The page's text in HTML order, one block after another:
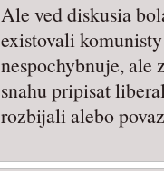
Ale ved diskusia
existovali
nespochybnuje, ale
snahu pripisat
rozbijali alebo